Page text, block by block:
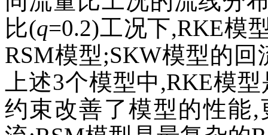
比(q=0.2)工况下,RKE模
RSM模型;SKW模型的
上述3个模型中,RKE模
约束改善了模型的性能